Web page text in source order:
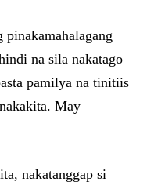
na sila nakatago
pamilya na tinitiis
May
nakatanggap si